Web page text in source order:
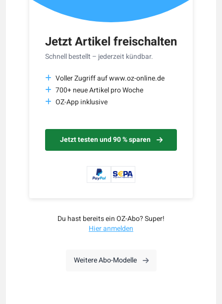
Jetzt Artikel freischalten
Schnell bestellt – jederzeit kündbar.
Voller Zugriff auf www.oz-online.de
700+ neue Artikel pro Woche
OZ-App inklusive
Jetzt testen und 90 % sparen
Du hast bereits ein OZ-Abo? Super!
Hier anmelden
Weitere Abo-Modelle